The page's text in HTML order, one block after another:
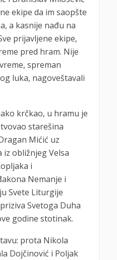
ekipe da im saopšte
a kasnije nađu na
prijavljene ekipe,
pred hram. Nije
spreman
luka, nagoveštavali
krčkao, u hramu je
starešina
Mićić uz
iz obližnjeg Velsa
i
Nemanje i
Svete Liturgije
Svetoga Duha
godine stotinak.
prota Nikola
Dojčinović i Poljak